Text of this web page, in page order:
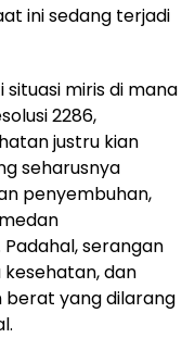
ini sedang terjadi
miris di mana
2286,
justru kian
seharusnya
penyembuhan,
serangan
dan
berat yang dilarang